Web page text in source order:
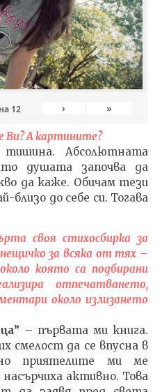
на 12 › »
Ви? А картините?
Абсолютната
душата започва да
да каже. Обичам тези
близо до себе си. Тогава
своя стихосбирка за
за всяка от тях –
която са подбирани
отпечатването,
около излизането
– първата ми книга.
смелост да се впусна в
приятелите ми ме
активно. Това